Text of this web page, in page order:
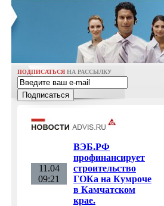
ПОДПИСАТЬСЯ НА РАССЫЛКУ
11.04
09:21
ВЭБ.РФ
профинансирует
строительство
ГОКа на Кумроче
в Камчатском
крае.